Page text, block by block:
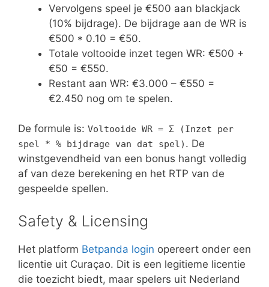
Vervolgens speel je €500 aan blackjack
(10% bijdrage). De bijdrage aan de WR is
€500 * 0.10 = €50.
Totale voltooide inzet tegen WR: €500 +
€50 = €550.
Restant aan WR: €3.000 – €550 =
€2.450 nog om te spelen.
De formule is: Voltooide WR = Σ (Inzet per
spel * % bijdrage van dat spel) . De
winstgevendheid van een bonus hangt volledig
af van deze berekening en het RTP van de
gespeelde spellen.
Safety & Licensing
Het platform Betpanda login opereert onder een
licentie uit Curaçao. Dit is een legitieme licentie
die toezicht biedt, maar spelers uit Nederland